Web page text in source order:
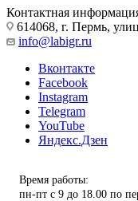
Контактная
614068, г. Пермь,
info@labigr.ru
Вконтакте
Facebook
Instagram
Telegram
YouTube
Яндекс.Дзен
Время работы:
пн-пт с 9 до 18.00 по